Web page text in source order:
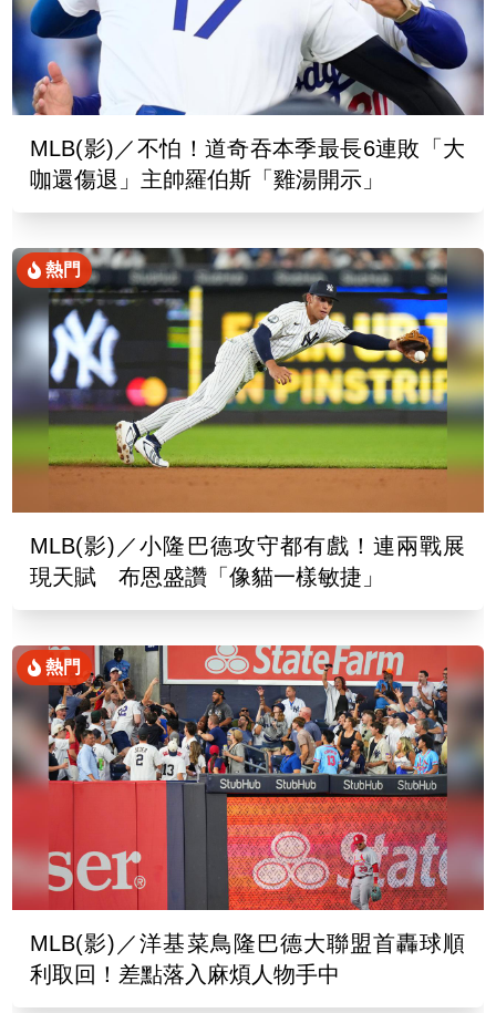
MLB(影)／不怕！道奇吞本季最長6連敗「大
咖還傷退」主帥羅伯斯「雞湯開示」
熱門
MLB(影)／小隆巴德攻守都有戲！連兩戰展
現天賦 布恩盛讚「像貓一樣敏捷」
熱門
MLB(影)／洋基菜鳥隆巴德大聯盟首轟球順
利取回！差點落入麻煩人物手中